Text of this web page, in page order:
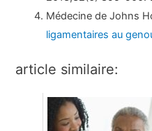
Médecine de Johns
ligamentaires au
article similaire: